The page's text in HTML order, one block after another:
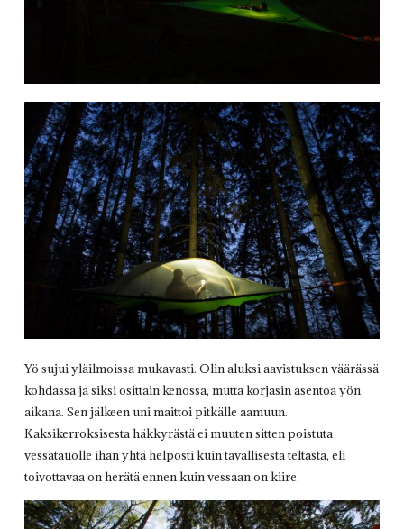
Yö sujui yläilmoissa mukavasti. Olin aluksi aavistuksen väärässä
kohdassa ja siksi osittain kenossa, mutta korjasin asentoa yön
aikana. Sen jälkeen uni maittoi pitkälle aamuun.
Kaksikerroksisesta häkkyrästä ei muuten sitten poistuta
vessatauolle ihan yhtä helposti kuin tavallisesta teltasta, eli
toivottavaa on herätä ennen kuin vessaan on kiire.